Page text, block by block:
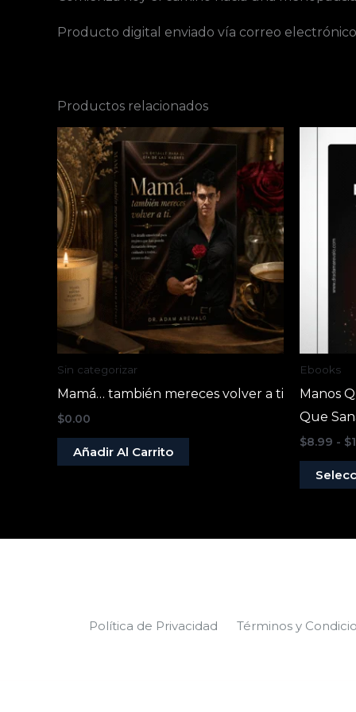
Producto digital enviado vía correo electrónico
Productos relacionados
Sin categorizar
Mamá… también mereces volver a ti
$0.00
Añadir Al Carrito
Ebooks
Manos
Que
$8.99 - $
Política de Privacidad Términos y